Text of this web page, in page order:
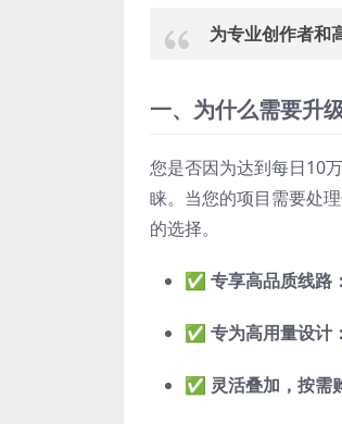
为专业创作者和
一、为什么需要升
您是否因为达到每日10
睐。当您的项目需要处
的选择。
✅ 专享高品质线路：
✅ 专为高用量设计：
✅ 灵活叠加，按需